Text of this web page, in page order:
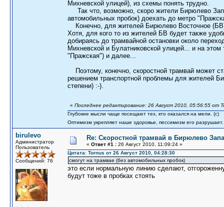
Михневской улицей), из схемы понять трудно.
Так что, возможно, скоро жители Бирюлево
автомобильных пробок) доехать до метро
Конечно, для жителей Бирюлево Восточное
Хотя, для кого то из жителей БВ будет также
добираясь до трамвайной остановки около
Михневской и Булатниковской улицей... и на
"Пражская") и далее...
Поэтому, конечно, скоростной трамвай может
решением транспортной проблемы для жителей
степени) :-).
« Последнее редактирование: 26 Август 2010, 05:56:55 от
Глубокие мысли чаще посещают тех, кто оказался на мели. (c)
Оптимизм укрепляет наше здоровье, пессимизм его
birulevo
Администратор
Пользователь
Сообщений: 76
Re: Скоростной трамвай в Бирюлево
« Ответ #1 : 26 Август 2010, 11:09:24 »
Цитата: Tornus от 26 Август 2010, 04:28:30
смогут на трамвае (без автомобильных пробок)
это если нормальную линию сделают,
будут тоже в пробках стоять